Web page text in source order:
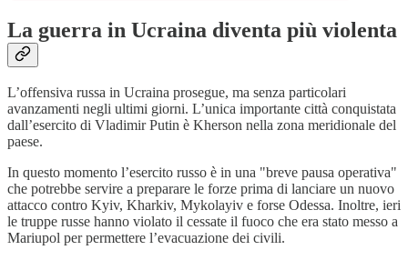
La guerra in Ucraina diventa più violenta
L’offensiva russa in Ucraina prosegue, ma senza particolari
avanzamenti negli ultimi giorni. L’unica importante città conquistata
dall’esercito di Vladimir Putin è Kherson nella zona meridionale del
paese.
In questo momento l’esercito russo è in una "breve pausa operativa"
che potrebbe servire a preparare le forze prima di lanciare un nuovo
attacco contro Kyiv, Kharkiv, Mykolayiv e forse Odessa. Inoltre, ieri
le truppe russe hanno violato il cessate il fuoco che era stato messo a
Mariupol per permettere l’evacuazione dei civili.